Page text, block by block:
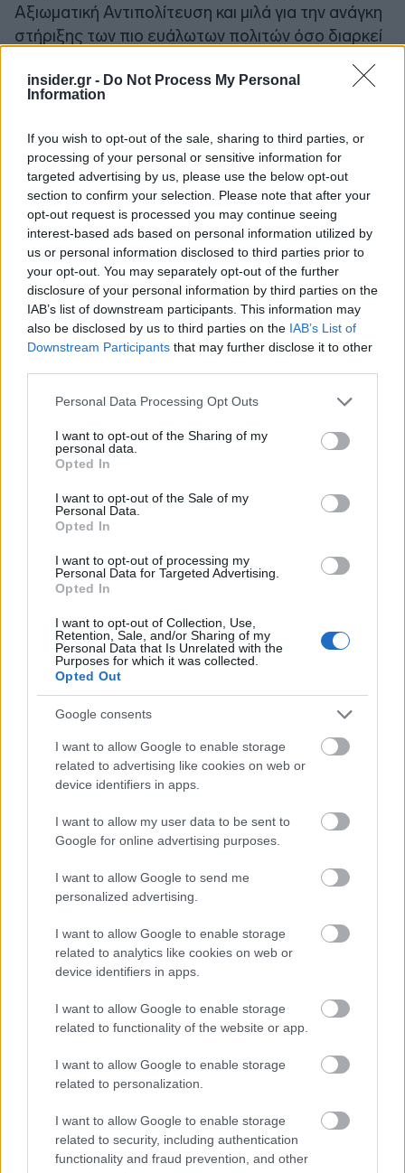
insider.gr - Do Not Process My Personal
Information
If you wish to opt-out of the sale, sharing to third parties, or
processing of your personal or sensitive information for
targeted advertising by us, please use the below opt-out
section to confirm your selection. Please note that after your
opt-out request is processed you may continue seeing
interest-based ads based on personal information utilized by
us or personal information disclosed to third parties prior to
your opt-out. You may separately opt-out of the further
disclosure of your personal information by third parties on the
IAB’s list of downstream participants. This information may
also be disclosed by us to third parties on the IAB’s List of
Downstream Participants that may further disclose it to other
Please note that this website/app uses one or more Google
not limited to your visit or usage behaviour. You may click to
grant or deny consent to Google and its third-party tags to
use your data for below specified purposes in below Google
consent section.
Personal Data Processing Opt Outs
I want to opt-out of the Sharing of my
personal data.
Opted In
I want to opt-out of the Sale of my
Personal Data.
Opted In
I want to opt-out of processing my
Personal Data for Targeted Advertising.
Opted In
I want to opt-out of Collection, Use,
Retention, Sale, and/or Sharing of my
Personal Data that Is Unrelated with the
Purposes for which it was collected.
Opted Out
Google consents
I want to allow Google to enable storage
related to advertising like cookies on web or
device identifiers in apps.
I want to allow my user data to be sent to
Google for online advertising purposes.
I want to allow Google to send me
personalized advertising.
I want to allow Google to enable storage
related to analytics like cookies on web or
device identifiers in apps.
I want to allow Google to enable storage
related to functionality of the website or app.
I want to allow Google to enable storage
related to personalization.
I want to allow Google to enable storage
related to security, including authentication
functionality and fraud prevention, and other
Αξιωματική Αντιπολίτευση και μιλά για την ανάγκη
στήριξης των πιο ευάλωτων πολιτών όσο διαρκεί
Αυτό ακριβώς κάνει, ήδη, η Κυβέρνηση εδώ και
μήνες, έχοντας διαθέσει, μέχρι σήμερα, 1,75 δισ.
νοικοκυριών και επιχειρήσεων από τις ανατιμήσεις
στην ενέργεια.
Ακολουθήστε τοinsider.gr στο Google News
και μάθετε
πρώτοι όλες τις ειδήσειςαπό την Ελλάδα και τον κόσμο.